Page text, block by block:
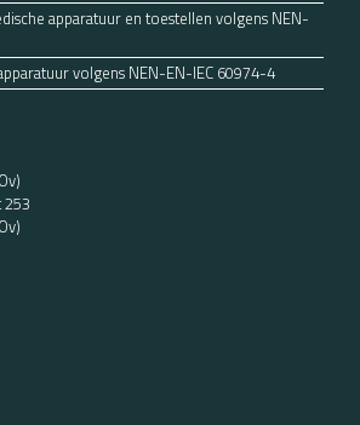
apparatuur en toestellen volgens NEN-
volgens NEN-EN-IEC 60974-4
253